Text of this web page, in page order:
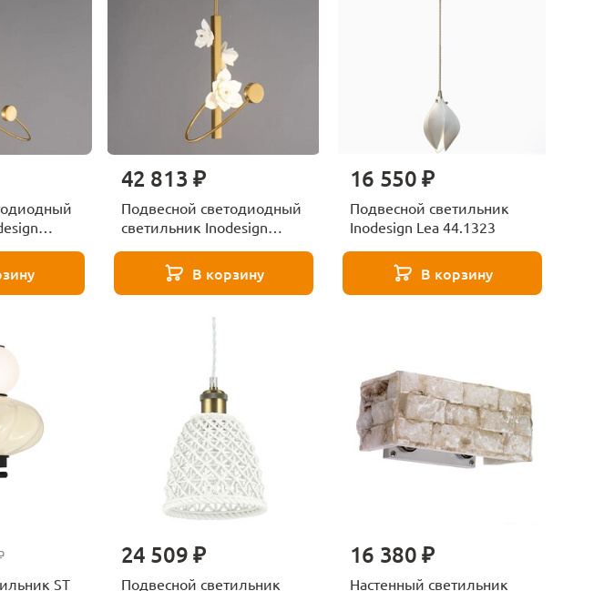
42 813 ₽
Подвесной светодиодный
светильник Inodesign
В корзину
16 550 ₽
Подвесной светильник
Inodesign Lea 44.1323
В корзину
ST
24 509 ₽
Подвесной светильник
16 380 ₽
Настенный светильник